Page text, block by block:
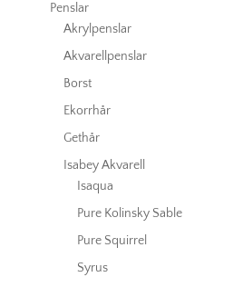
Penslar
Akrylpenslar
Akvarellpenslar
Borst
Ekorrhår
Gethår
Isabey Akvarell
Isaqua
Pure Kolinsky Sable
Pure Squirrel
Syrus